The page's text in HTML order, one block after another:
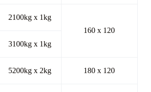
2100kg x 1kg
160 x 120
3100kg x 1kg
5200kg x 2kg 180 x 120